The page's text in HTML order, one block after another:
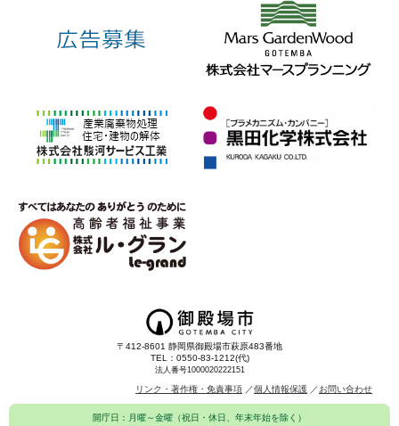
〒412-8601 静岡県御殿場市萩原483番地
TEL：0550-83-1212(代)
法人番号1000020222151
リンク・著作権・免責事項 個人情報保護 お問い合わせ
開庁日：月曜～金曜（祝日・休日、年末年始を除く）